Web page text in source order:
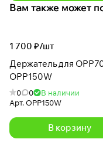
Вам также может
1 700 ₽/шт
Держатель для
OPP150W
0 0
В наличии
Арт.OPP150W
В корзину